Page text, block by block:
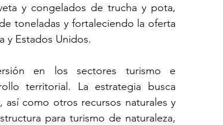
y congelados de trucha y pota,
toneladas y fortaleciendo la oferta
y Estados Unidos.
en los sectores turismo e
territorial. La estrategia busca
así como otros recursos naturales y
para turismo de naturaleza,